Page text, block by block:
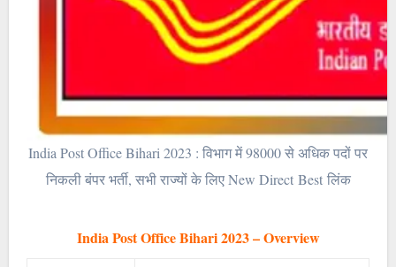
India Post Office Bihari 2023 : विभाग में 98000 से अधिक पदों पर
निकली बंपर भर्ती, सभी राज्यों के लिए New Direct Best लिंक
India Post Office Bihari 2023 – Overview